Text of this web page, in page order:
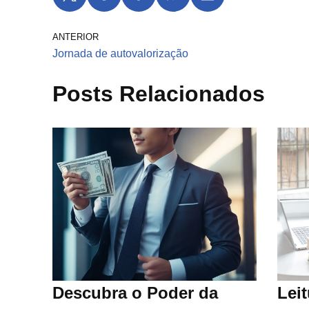
ANTERIOR
Jornada de autovalorização
Posts Relacionados
Descubra o Poder da